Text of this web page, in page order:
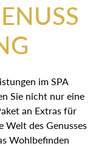
im SPA
Sie nicht nur eine
an Extras für
Welt des Genusses
Wohlbefinden